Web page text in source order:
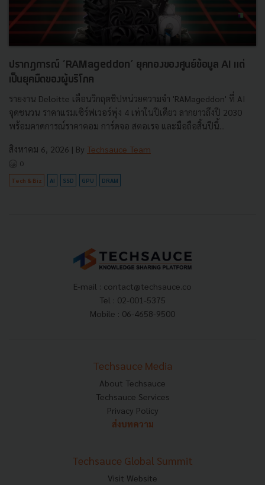
ปรากฏการณ์ ‘RAMageddon’ ยุคทองของศูนย์ข้อมูล AI แต่
เป็นยุคมืดของผู้บริโภค
รายงาน Deloitte เตือนวิกฤตชิปหน่วยความจำ 'RAMageddon' ที่ AI
จุดชนวน ราคาแรมเซิร์ฟเวอร์พุ่ง 4 เท่าในปีเดียว ลากยาวถึงปี 2030
พร้อมคาดการณ์ราคาคอม การ์ดจอ สตอเรจ และมือถือสิ้นปีนี้...
สิงหาคม 6, 2026 | By Techsauce Team
0
Tech & Biz AI SSD GPU DRAM
E-mail : contact@techsauce.co
Tel : 02-001-5375
Mobile : 06-4658-9500
Techsauce Media
About Techsauce
Techsauce Services
Privacy Policy
ส่งบทความ
Techsauce Global Summit
Visit Website